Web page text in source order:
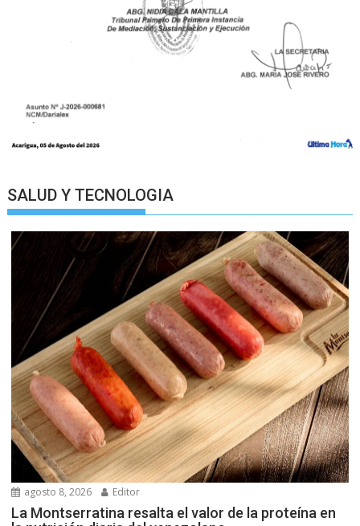
SALUD Y TECNOLOGIA
agosto 8, 2026 Editor
La Montserratina resalta el valor de la proteína en